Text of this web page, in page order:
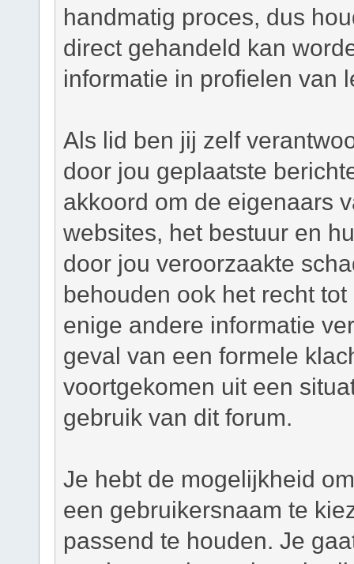
handmatig proces, dus
direct gehandeld kan
informatie in profielen van
Als lid ben jij zelf
door jou geplaatste
akkoord om de eigenaars
websites, het bestuur en
door jou veroorzaakte
behouden ook het recht
enige andere informatie
geval van een formele
voortgekomen uit een
gebruik van dit forum.
Je hebt de mogelijkheid
een gebruikersnaam te
passend te houden. Je